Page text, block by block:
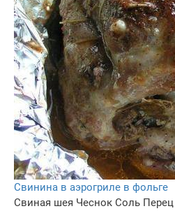
Свинина в аэрогриле в фольге
Свиная шея Чеснок Соль Перец